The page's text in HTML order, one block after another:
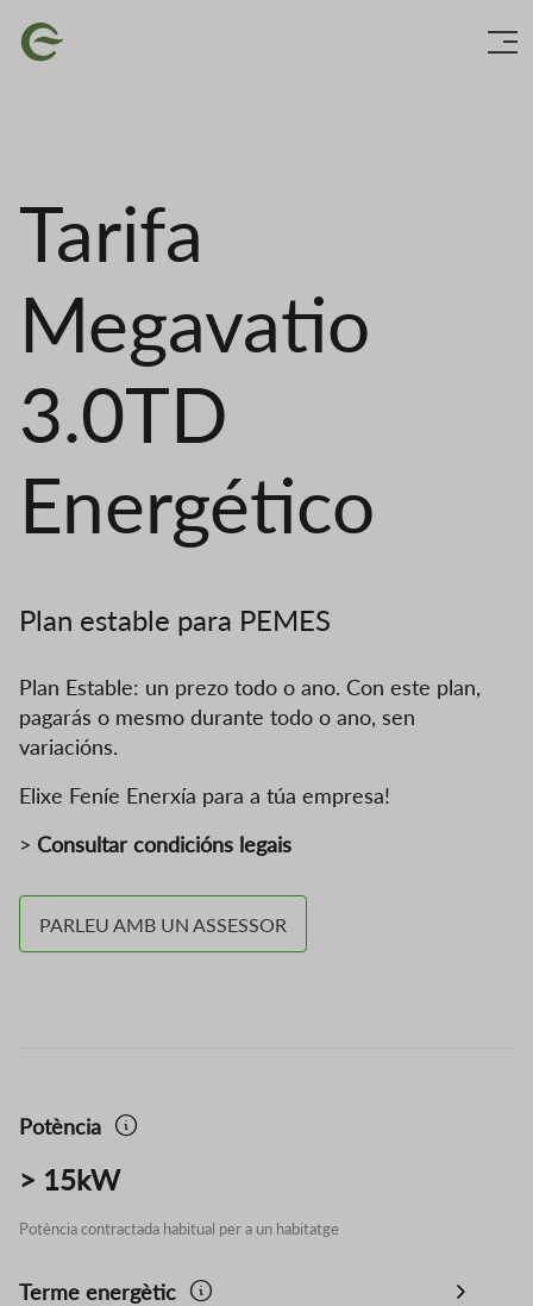
Imatge
Tarifa
Megavatio
3.0TD
Energético
Plan estable para PEMES
Plan Estable: un prezo todo o ano. Con este plan,
pagarás o mesmo durante todo o ano, sen
variacións.
Elixe Feníe Enerxía para a túa empresa!
> Consultar condicións legais
PARLEU AMB UN ASSESSOR
Potència
> 15kW
Potència contractada habitual per a un habitatge
Terme energètic